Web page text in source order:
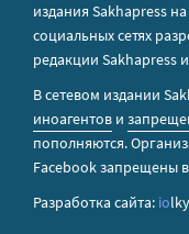
издания Sakhapress
социальных сетях
редакции Sakhapress
В сетевом издании
иноагентов и
пополняются.
Facebook запрещены
Разработка сайта: iolky